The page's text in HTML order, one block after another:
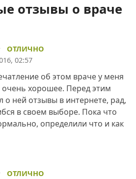
отзывы о враче
ОТЛИЧНО
02:57
об этом враче у меня
хорошее. Перед этим
о ней отзывы в интернете, рад,
в своем выборе. Пока что
определили что и как
ОТЛИЧНО